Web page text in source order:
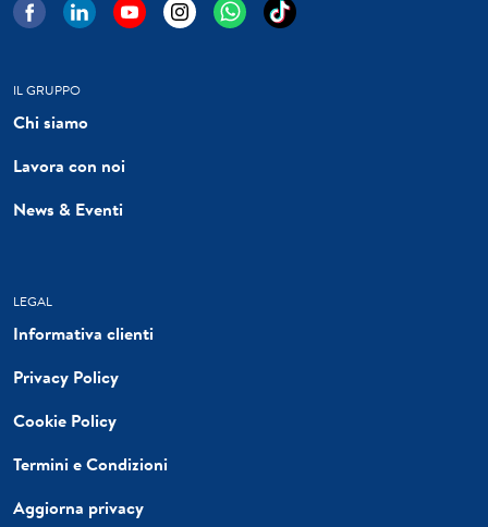
IL GRUPPO
Chi siamo
Lavora con noi
News & Eventi
LEGAL
Informativa clienti
Privacy Policy
Cookie Policy
Termini e Condizioni
Aggiorna privacy